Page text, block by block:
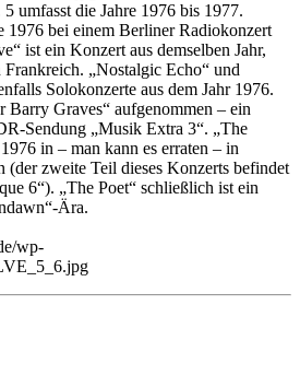
umfasst die Jahre 1976 bis 1977.
1976 bei einem Berliner Radiokonzert
ist ein Konzert aus demselben Jahr,
„Nostalgic Echo“ und
Solokonzerte aus dem Jahr 1976.
Barry Graves“ aufgenommen – ein
Sendung „Musik Extra 3“. „The
in – man kann es erraten – in
(der zweite Teil dieses Konzerts befindet
6“). „The Poet“ schließlich ist ein
Ära.